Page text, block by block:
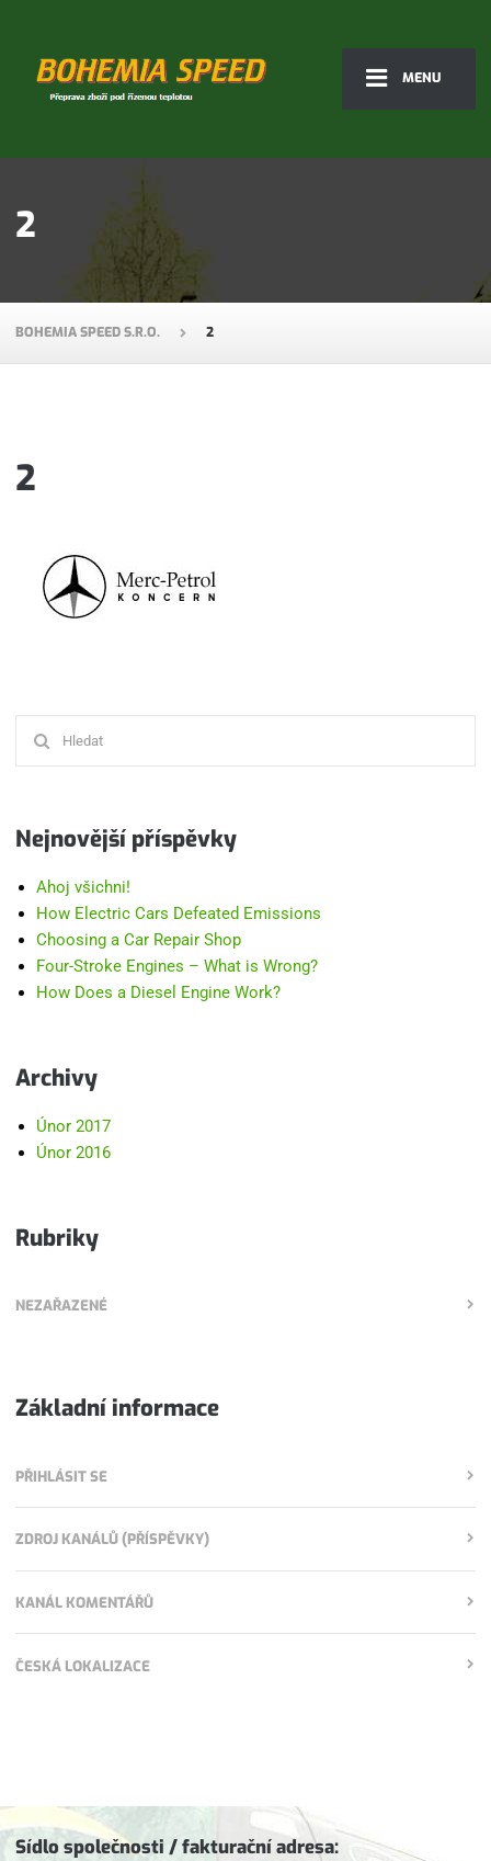
MENU
2
BOHEMIA SPEED S.R.O. 2
2
Nejnovější příspěvky
Ahoj všichni!
How Electric Cars Defeated Emissions
Choosing a Car Repair Shop
Four-Stroke Engines – What is Wrong?
How Does a Diesel Engine Work?
Archivy
Únor 2017
Únor 2016
Rubriky
NEZAŘAZENÉ
Základní informace
PŘIHLÁSIT SE
ZDROJ KANÁLŮ (PŘÍSPĚVKY)
KANÁL KOMENTÁŘŮ
ČESKÁ LOKALIZACE
Sídlo společnosti / fakturační adresa: